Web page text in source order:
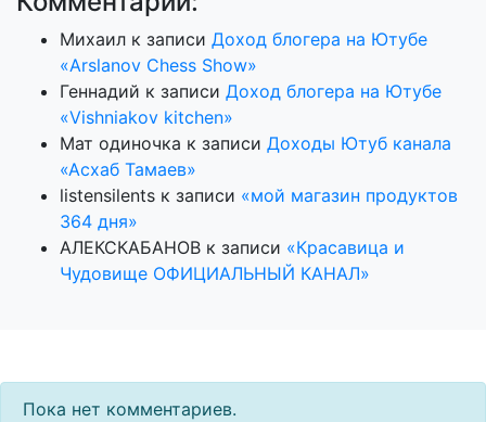
Михаил к записи Доход блогера на Ютубе
«Arslanov Chess Show»
Геннадий к записи Доход блогера на Ютубе
«Vishniakov kitchen»
Мат одиночка к записи Доходы Ютуб канала
«Асхаб Тамаев»
listensilents к записи «мой магазин продуктов
364 дня»
АЛЕКСКАБАНОВ к записи «Красавица и
Чудовище ОФИЦИАЛЬНЫЙ КАНАЛ»
Пока нет комментариев.